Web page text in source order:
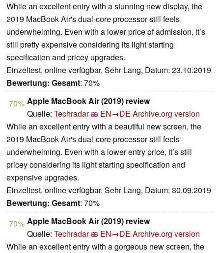
While an excellent entry with a stunning new display, the
2019 MacBook Air's dual-core processor still feels
underwhelming. Even with a lower price of admission, it’s
still pretty expensive considering its light starting
specification and pricey upgrades.
Einzeltest, online verfügbar, Sehr Lang, Datum: 23.10.2019
Bewertung: Gesamt: 70%
70% Apple MacBook Air (2019) review
Quelle: Techradar EN→DE Archive.org version
While an excellent entry with a beautiful new screen, the
2019 MacBook Air's dual-core processor still feels
underwhelming. Even with a lower entry price, it’s still
pricey considering its light starting specification and
expensive upgrades.
Einzeltest, online verfügbar, Sehr Lang, Datum: 30.09.2019
Bewertung: Gesamt: 70%
70% Apple MacBook Air (2019) review
Quelle: Techradar EN→DE Archive.org version
While an excellent entry with a gorgeous new screen, the